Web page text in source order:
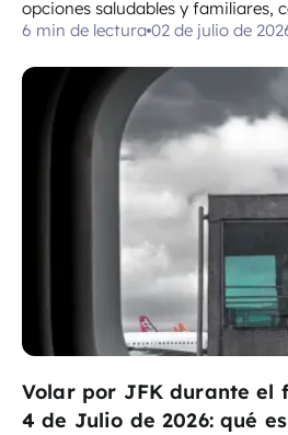
opciones saludables y familiares,
antes o después del control de
6 min de lectura 02 de julio de
Volar por JFK durante el
4 de Julio de 2026: qué